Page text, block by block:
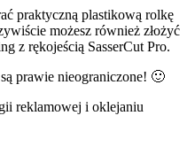
praktyczną plastikową rolkę
możesz również złożyć
z rękojeścią SasserCut Pro.
prawie nieograniczone! 🙂
reklamowej i oklejaniu